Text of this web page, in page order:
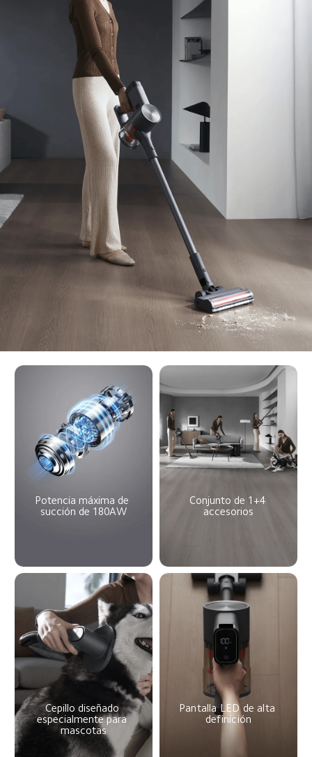
Potencia máxima de
succión de 180AW
Conjunto de 1+4
accesorios
Cepillo diseñado
especialmente para
mascotas
Pantalla LED de alta
definición